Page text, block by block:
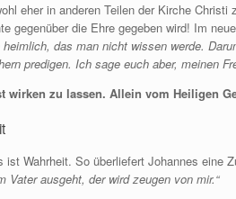
eher in anderen Teilen der Kirche
gegenüber die Ehre gegeben wird! Im
das man nicht wissen werde.
predigen. Ich sage euch aber, meinen
wirken zu lassen. Allein vom Heiligen
Wahrheit. So überliefert Johannes eine
Vater ausgeht, der wird zeugen von mir.“